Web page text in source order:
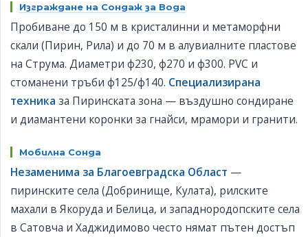
Изграждане на Сондаж за Вода
Пробиване до 150 м в кристалинни и метаморфни
скали (Пирин, Рила) и до 70 м в алувиалните пластове
на Струма. Диаметри ф230, ф270 и ф300. PVC и
стоманени тръби ф125/ф140. Специализирана
техника за Пиринската зона — въздушно сондиране
и диамантени коронки за гнайси, мрамори и гранити.
Мобилна Сонда
Незаменима за Благоевградска Област —
пиринските села (Добринище, Кулата), рилските
махали в Якоруда и Белица, и западнородопските села
в Сатовча и Хаджидимово често нямат пътен достъп